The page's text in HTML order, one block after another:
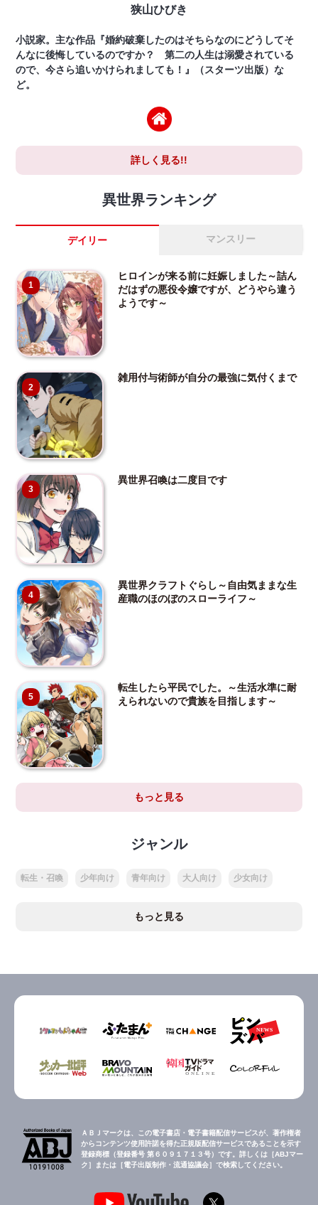
狭山ひびき
小説家。主な作品『婚約破棄したのはそちらなのにどうしてそ
んなに後悔しているのですか？ 第二の人生は溺愛されている
ので、今さら追いかけられましても！』（スターツ出版）な
ど。
詳しく見る!!
異世界ランキング
デイリー マンスリー
1
ヒロインが来る前に妊娠しました～詰ん
だはずの悪役令嬢ですが、どうやら違う
ようです～
2
雑用付与術師が自分の最強に気付くまで
3
異世界召喚は二度目です
4
異世界クラフトぐらし～自由気ままな生
産職のほのぼのスローライフ～
5
転生したら平民でした。～生活水準に耐
えられないので貴族を目指します～
もっと見る
ジャンル
転生・召喚 少年向け 青年向け 大人向け 少女向け
もっと見る
ＡＢＪマークは、この電子書店・電子書籍配信サービスが、著作権者
からコンテンツ使用許諾を得た正規版配信サービスであることを示す
登録商標（登録番号 第６０９１７１３号）です。詳しくは［ABJマー
ク］または［電子出版制作・流通協議会］で検索してください。